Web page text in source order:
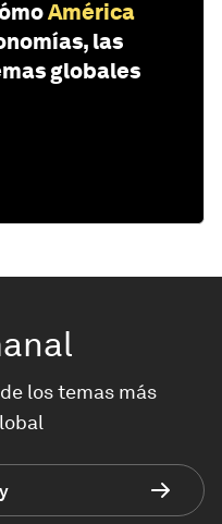
América
las
globales
los temas más